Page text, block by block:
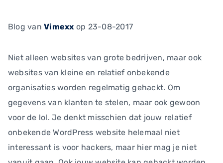
Blog vanVimexx op 23-08-2017
Niet alleen websites van grote bedrijven, maar ook
websites van kleine en relatief onbekende
organisaties worden regelmatig gehackt. Om
gegevens van klanten te stelen, maar ook gewoon
voor de lol. Je denkt misschien dat jouw relatief
onbekende WordPress website helemaal niet
interessant is voor hackers, maar hier mag je niet